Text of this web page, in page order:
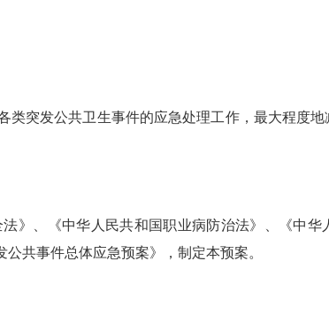
突发公共卫生事件的应急处理工作，最大程度地
、《中华人民共和国职业病防治法》、《中华
共事件总体应急预案》，制定本预案。